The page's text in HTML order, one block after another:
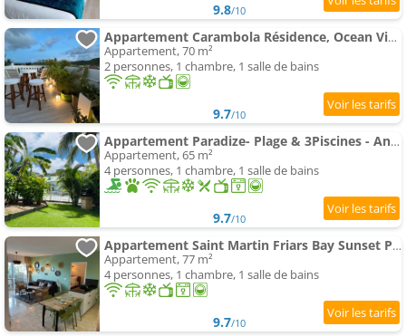
9.8/10
Appartement Carambola Résidence, Ocean View
Appartement, 70 m²
2 personnes, 1 chambre, 1 salle de bains
9.7/10
Appartement Paradize- Plage & 3Piscines - Anse Marcel
Appartement, 65 m²
4 personnes, 1 chambre, 1 salle de bains
9.7/10
Appartement Saint Martin Friars Bay Sunset Paradise
Appartement, 77 m²
4 personnes, 1 chambre, 1 salle de bains
9.7/10